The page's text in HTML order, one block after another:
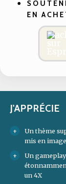
EN
J'APPRÉCIE
Un thème
mis en
Un gameplay
un 4X